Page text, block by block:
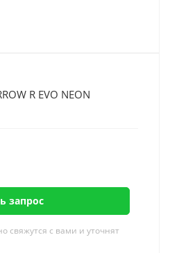
R EVO NEON
запрос
свяжутся с вами и уточнят